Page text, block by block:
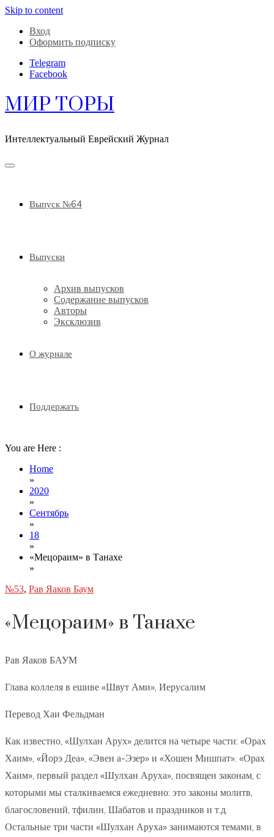
Skip to content
Вход
Оформить подписку
Telegram
Facebook
МИР ТОРЫ
Интеллектуальный Еврейский Журнал
Выпуск №64
Выпуски
Архив выпусков
Содержание выпусков
Авторы
Эксклюзив
О журнале
Поддержать
You are Here :
Home
»
2020
»
Сентябрь
»
18
»
«Мецораим» в Танахе
»
№53, Рав Яаков Баум
«Мецораим» в Танахе
Рав Яаков БАУМ
Глава коллеля в ешиве «Швут Ами», Иерусалим
Перевод Хаи Фельдман
Как известно, «Шулхан Арух» делится на четыре части: «Орах
Хаим», «Йорэ Деа», «Эвен а-Эзер» и «Хошен Мишпат». «Орах
Хаим», первый раздел «Шулхан Аруха», посвящен законам, с
которыми мы сталкиваемся ежедневно: это законы молитв,
благословений, тфилин, Шабатов и праздников и т.д.
Остальные три части «Шулхан Аруха» занимаются темами, в